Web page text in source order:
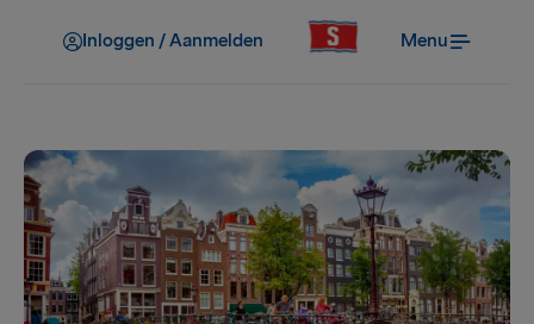
Inloggen / Aanmelden Menu